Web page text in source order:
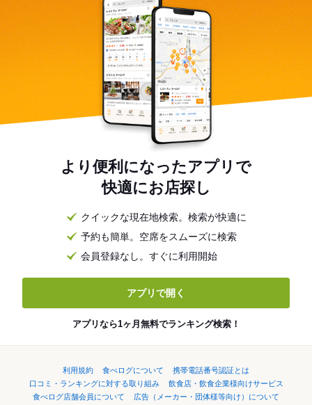
より便利になったアプリで
快適にお店探し
クイックな現在地検索。検索が快適に
予約も簡単。空席をスムーズに検索
会員登録なし。すぐに利用開始
アプリで開く
アプリなら1ヶ月無料でランキング検索！
利用規約 食べログについて
携帯電話番号認証とは
口コミ・ランキングに対する取り組み
飲食店・飲食企業様向けサービス
食べログ店舗会員について
広告（メーカー・団体様等向け）について